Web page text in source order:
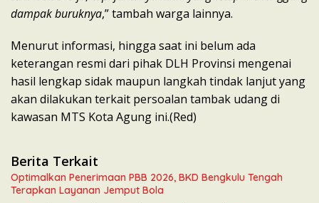
dampak buruknya,” tambah warga lainnya.
Menurut informasi, hingga saat ini belum ada
keterangan resmi dari pihak DLH Provinsi mengenai
hasil lengkap sidak maupun langkah tindak lanjut yang
akan dilakukan terkait persoalan tambak udang di
kawasan MTS Kota Agung ini.(Red)
Berita Terkait
Optimalkan Penerimaan PBB 2026, BKD Bengkulu Tengah
Terapkan Layanan Jemput Bola